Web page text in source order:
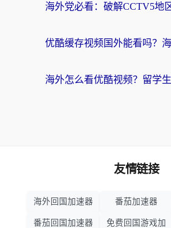
友情链接
海外回国加速器 番茄加速器
番茄回国加速器 免费回国游戏加